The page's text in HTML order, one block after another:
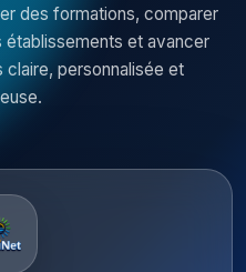
des formations, comparer
et avancer
claire, personnalisée et